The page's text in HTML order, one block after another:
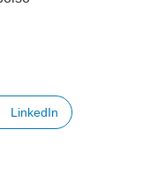
LinkedIn